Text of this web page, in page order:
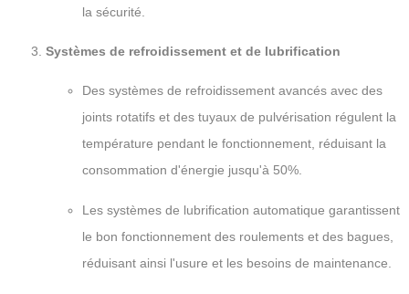
la sécurité.
Systèmes de refroidissement et de lubrification
Des systèmes de refroidissement avancés avec des
joints rotatifs et des tuyaux de pulvérisation régulent la
température pendant le fonctionnement, réduisant la
consommation d'énergie jusqu'à 50%.
Les systèmes de lubrification automatique garantissent
le bon fonctionnement des roulements et des bagues,
réduisant ainsi l'usure et les besoins de maintenance.